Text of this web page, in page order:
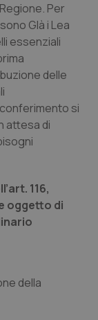
Per
GIà i Lea
essenziali
delle
si
attesa di
116,
oggetto di
della